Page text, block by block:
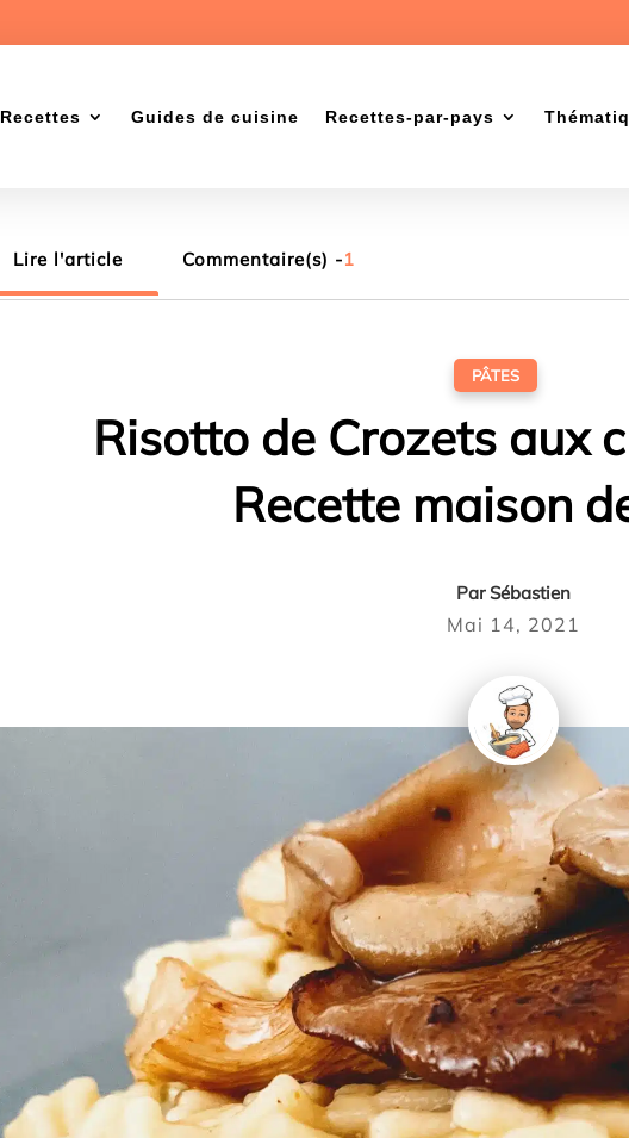
Recettes Guides de cuisine Recettes-par-pays
Lire l'article Commentaire(s) -1
PÂTES
Risotto de Crozets aux
Recette maison
ParSébastien
Mai 14, 2021